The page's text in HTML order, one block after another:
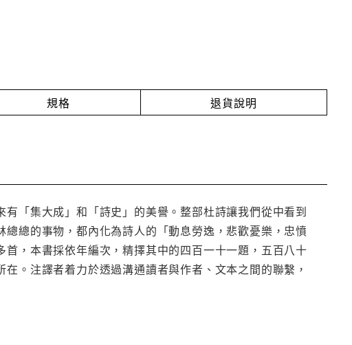
規格 退貨說明
「集大成」和「詩史」的美譽。整部杜詩讓我們從中看到
總的事物，都內化為詩人的「動息勞逸，悲歡憂樂，忠憤
，本書採依年編次，精擇其中的四百一十一題，五百八十
。注譯者着力於透過溝通讀者與作者、文本之間的聯繫，